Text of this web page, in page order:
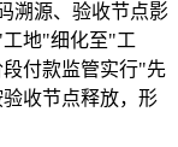
溯源、验收节点影
地"细化至"工
付款监管实行"先
收节点释放，形